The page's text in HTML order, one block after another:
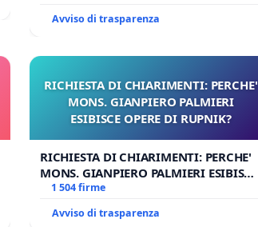
Avviso di trasparenza
RICHIESTA DI CHIARIMENTI: PERCHE'
MONS. GIANPIERO PALMIERI
ESIBISCE OPERE DI RUPNIK?
RICHIESTA DI CHIARIMENTI: PERCHE'
MONS. GIANPIERO PALMIERI ESIBISCE
OPERE DI RUPNIK?
1 504 firme
Avviso di trasparenza